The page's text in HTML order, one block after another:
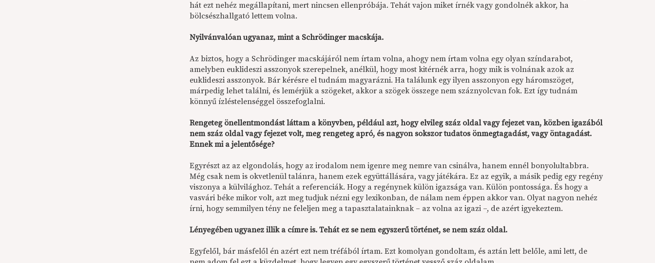
hát ezt nehéz megállapítani, mert nincsen ellenpróbája. Tehát vajon miket írnék vagy gondolnék akkor, ha
bölcsészhallgató lettem volna.
Nyilvánvalóan ugyanaz, mint a Schrödinger macskája.
Az biztos, hogy a Schrödinger macskájáról nem írtam volna, ahogy nem írtam volna egy olyan színdarabot,
amelyben euklideszi asszonyok szerepelnek, anélkül, hogy most kitérnék arra, hogy mik is volnának azok az
euklideszi asszonyok. Bár kérésre el tudnám magyarázni. Ha találunk egy ilyen asszonyon egy háromszöget,
márpedig lehet találni, és lemérjük a szögeket, akkor a szögek összege nem száznyolcvan fok. Ezt így tudnám
könnyű ízléstelenséggel összefoglalni.
Rengeteg önellentmondást láttam a könyvben, például azt, hogy elvileg száz oldal vagy fejezet van, közben igazából
nem száz oldal vagy fejezet volt, meg rengeteg apró, és nagyon sokszor tudatos önmegtagadást, vagy öntagadást.
Ennek mi a jelentősége?
Egyrészt az az elgondolás, hogy az irodalom nem igenre meg nemre van csinálva, hanem ennél bonyolultabbra.
Még csak nem is okvetlenül talánra, hanem ezek együttállására, vagy játékára. Ez az egyik, a másik pedig egy regény
viszonya a külvilághoz. Tehát a referenciák. Hogy a regénynek külön igazsága van. Külön pontossága. És hogy a
vasvári béke mikor volt, azt meg tudjuk nézni egy lexikonban, de nálam nem éppen akkor van. Olyat nagyon nehéz
írni, hogy semmilyen tény ne feleljen meg a tapasztalatainknak – az volna az igazi –, de azért igyekeztem.
Lényegében ugyanez illik a címre is. Tehát ez se nem egyszerű történet, se nem száz oldal.
Egyfelől, bár másfelől én azért ezt nem tréfából írtam. Ezt komolyan gondoltam, és aztán lett belőle, ami lett, de